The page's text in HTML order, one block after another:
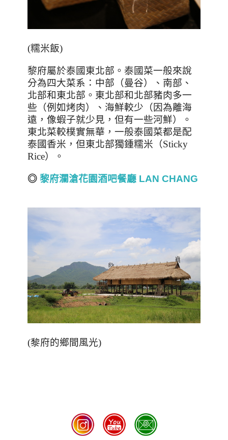
(糯米飯)
黎府屬於泰國東北部。泰國菜一般來說
分為四大菜系：中部（曼谷）、南部、
北部和東北部。東北部和北部豬肉多一
些（例如烤肉）、海鮮較少（因為離海
遠，像蝦子就少見，但有一些河鮮）。
東北菜較樸實無華，一般泰國菜都是配
泰國香米，但東北部獨鍾糯米（Sticky
Rice）。
◎ 黎府瀾滄花園酒吧餐廳 LAN CHANG
(黎府的鄉間風光)